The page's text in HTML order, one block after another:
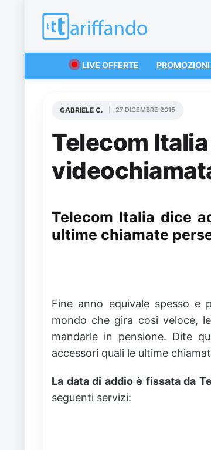
LIVE OFFERTE
Telecom
GABRIELE C. 27 DICEMBRE 2015
Telecom Italia dice
ultime chiamate
Fine anno equivale spesso e
mondo che gira cosi veloce,
mandarle in pensione. Dite
accessori quali le ultime
La data di addio è fissata da
seguenti servizi: